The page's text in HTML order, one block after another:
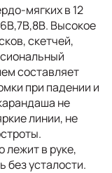
мягких в 12
Высокое
скетчей,
составляет
при падении и
не
линии, не
лежит в руке,
без усталости.